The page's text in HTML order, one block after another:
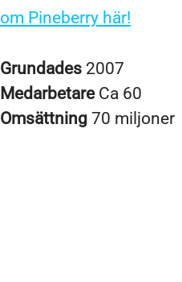
om Pineberry här!
Grundades 2007
Medarbetare Ca 60
Omsättning 70 miljoner